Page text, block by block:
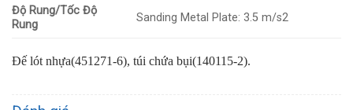
Độ Rung/Tốc Độ
Rung
Sanding Metal Plate: 3.5 m/s2
Đế lót nhựa(451271-6), túi chứa bụi(140115-2).